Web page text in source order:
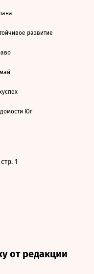
развитие
Юг
1